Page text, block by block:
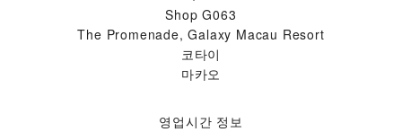
Shop G063
The Promenade, Galaxy Macau Resort
코타이
마카오
영업시간 정보